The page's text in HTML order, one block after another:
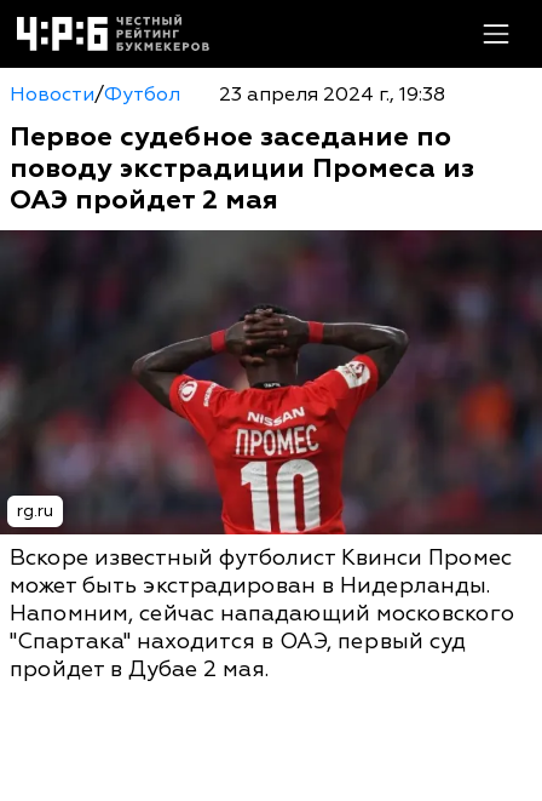
Новости/Футбол 23 апреля 2024 г., 19:38
Первое судебное заседание по
поводу экстрадиции Промеса из
ОАЭ пройдет 2 мая
rg.ru
Вскоре известный футболист Квинси Промес
может быть экстрадирован в Нидерланды.
Напомним, сейчас нападающий московского
"Спартака" находится в ОАЭ, первый суд
пройдет в Дубае 2 мая.